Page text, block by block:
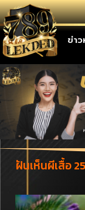
เลขเด็ด ข่า
ฝันเห็นผีเสื้อ